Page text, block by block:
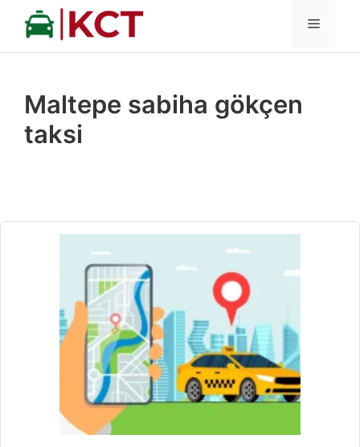
İçeriğe
MENÜ
Maltepe sabiha gökçen
taksi